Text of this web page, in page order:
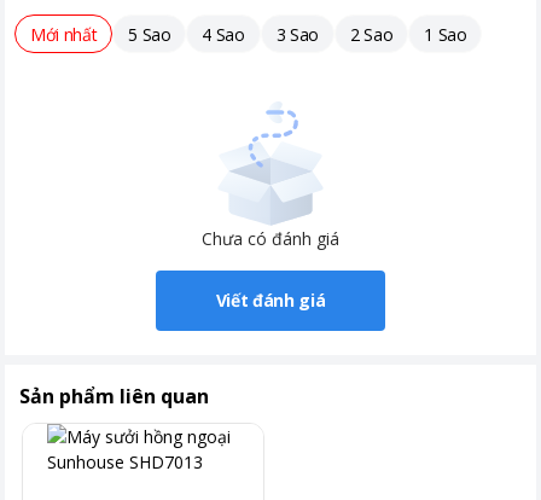
Mới nhất 5 Sao 4 Sao 3 Sao 2 Sao 1 Sao
Chưa có đánh giá
Viết đánh giá
Sản phẩm liên quan